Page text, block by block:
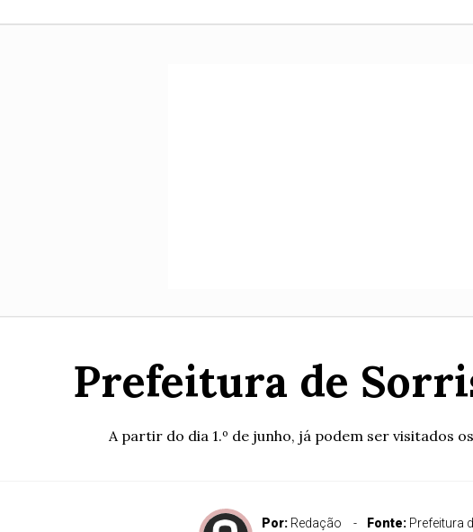
Prefeitura de
A partir do dia 1.º de junho, já podem ser visitados
Por: Redação Fonte: Prefeitura